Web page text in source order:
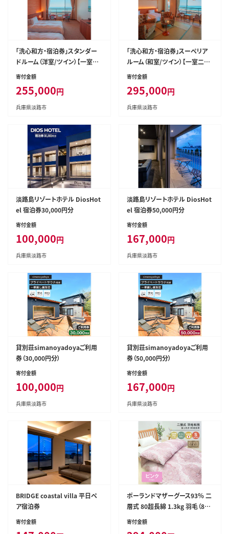
「洗心和方・宿泊券」スタンダー
ドルーム（洋室/ツイン）【一室二
名/一泊二食付】
寄付金額
255,000円
兵庫県淡路市
「洗心和方・宿泊券」スーペリア
ルーム（和室/ツイン）【一室二名/
一泊二食付】
寄付金額
295,000円
兵庫県淡路市
淡路島リゾートホテル DiosHot
el 宿泊券30,000円分
寄付金額
100,000円
兵庫県淡路市
淡路島リゾートホテル DiosHot
el 宿泊券50,000円分
寄付金額
167,000円
兵庫県淡路市
貸別荘simanoyadoyaご利用
券（30,000円分）
寄付金額
100,000円
兵庫県淡路市
貸別荘simanoyadoyaご利用
券（50,000円分）
寄付金額
167,000円
兵庫県淡路市
BRIDGE coastal villa 平日ペ
ア宿泊券
寄付金額
ポーランドマザーグース93％ 二
層式 80超長綿 1.3kg 羽毛（810
寄付金額